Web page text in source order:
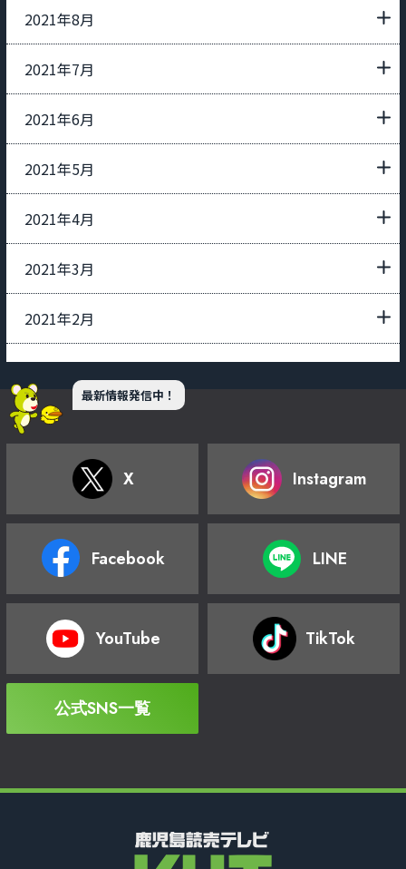
2021年8月
2021年7月
2021年6月
2021年5月
2021年4月
2021年3月
2021年2月
最新情報発信中！
X Instagram
Facebook LINE
YouTube TikTok
公式SNS一覧